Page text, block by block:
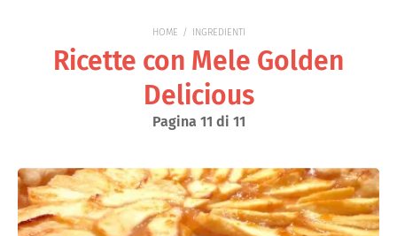
HOME INGREDIENTI
Ricette con Mele Golden
Delicious
Pagina 11 di 11